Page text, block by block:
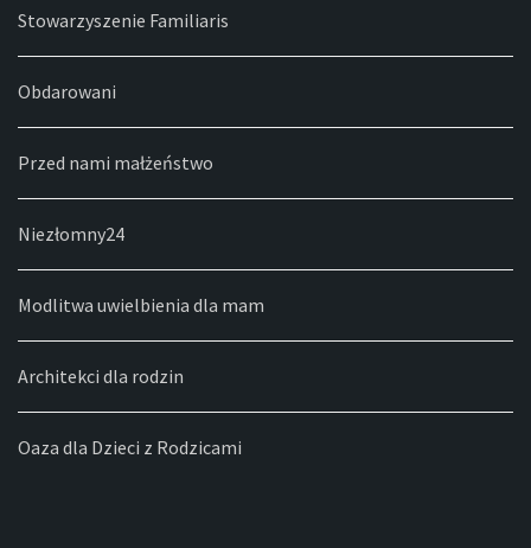
Stowarzyszenie Familiaris
Obdarowani
Przed nami małżeństwo
Niezłomny24
Modlitwa uwielbienia dla mam
Architekci dla rodzin
Oaza dla Dzieci z Rodzicami